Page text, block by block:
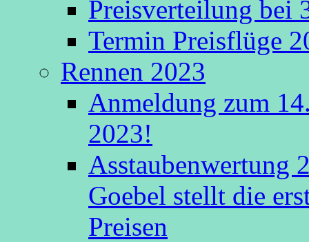
Preisverteilung bei
Termin Preisflüge
Rennen 2023
Anmeldung zum
2023!
Asstaubenwertung
Goebel stellt die
Preisen